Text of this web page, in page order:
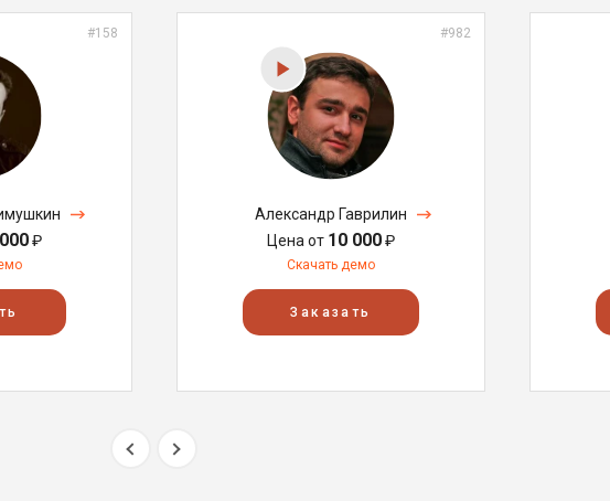
#158
₽
#982
Александр Гаврилин
Цена от 10 000₽
Скачать демо
Заказать